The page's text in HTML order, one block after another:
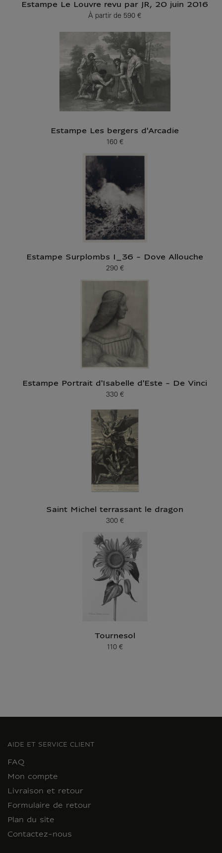
Estampe Le Louvre revu par JR, 20 juin 2016
À partir dePrix ​​actuel
590 €
Estampe Les bergers d'Arcadie
Prix ​​actuel
160 €
Estampe Surplombs I_36 - Dove Allouche
Prix ​​actuel
290 €
Estampe Portrait d'Isabelle d'Este - De Vinci
Prix ​​actuel
330 €
Saint Michel terrassant le dragon
Prix ​​actuel
300 €
Tournesol
Prix ​​actuel
110 €
AIDE ET SERVICE CLIENT
FAQ
Mon compte
Livraison et retour
Formulaire de retour
Plan du site
Contactez-nous